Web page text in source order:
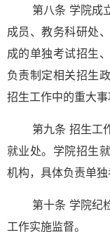
第八条 学院成
成员、教务科研处
成的单独考试招生
负责制定相关招生
招生工作中的重大事
第九条 招生工
就业处。学院招生
机构，具体负责单独
第十条 学院纪
工作实施监督。